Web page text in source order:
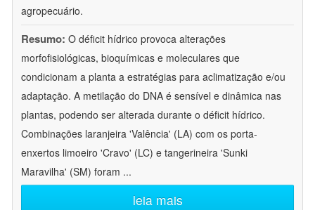
agropecuário.
Resumo: O déficit hídrico provoca alterações
morfofisiológicas, bioquímicas e moleculares que
condicionam a planta a estratégias para aclimatização e/ou
adaptação. A metilação do DNA é sensível e dinâmica nas
plantas, podendo ser alterada durante o déficit hídrico.
Combinações laranjeira 'Valência' (LA) com os porta-
enxertos limoeiro 'Cravo' (LC) e tangerineira 'Sunki
Maravilha' (SM) foram ...
leia mais